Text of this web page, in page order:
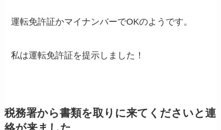
運転免許証かマイナンバーでOKのようです。
私は運転免許証を提示しました！
税務署から書類を取りに来てくださいと連